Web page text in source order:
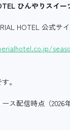
ひんやりスイー
HOTEL 公式サ
。
ス配信時点（2026